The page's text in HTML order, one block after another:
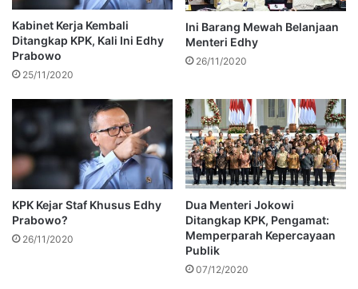
Kabinet Kerja Kembali
Ditangkap KPK, Kali Ini Edhy
Prabowo
25/11/2020
Ini Barang Mewah Belanjaan
Menteri Edhy
26/11/2020
KPK Kejar Staf Khusus Edhy
Prabowo?
26/11/2020
Dua Menteri Jokowi
Ditangkap KPK, Pengamat:
Memperparah Kepercayaan
Publik
07/12/2020